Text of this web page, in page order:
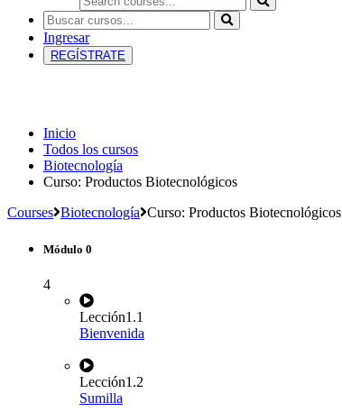
Ingresar
REGÍSTRATE
Inicio
Todos los cursos
Biotecnología
Curso: Productos Biotecnológicos
Courses Biotecnología Curso: Productos Biotecnológicos
Módulo 0
4
Lección1.1
Bienvenida
Lección1.2
Sumilla